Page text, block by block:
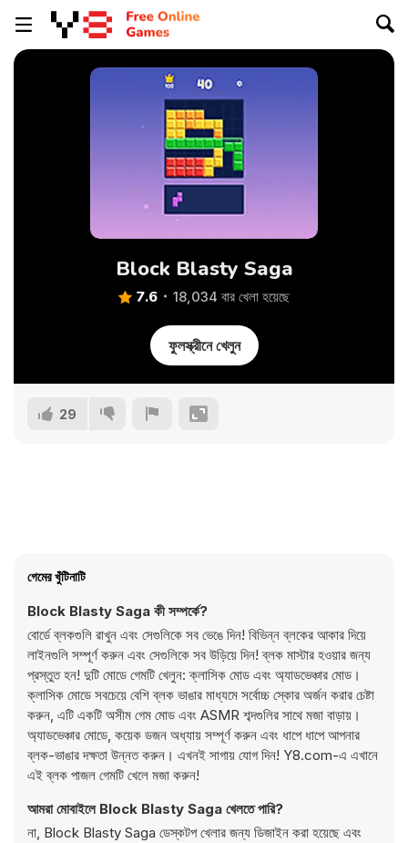
Block Blasty Saga
7.6 18,034 বার খেলা হয়েছে
ফুলস্ক্রীনে খেলুন
29
গেমের খুঁটিনাটি
Block Blasty Saga কী সম্পর্কে?
বোর্ডে ব্লকগুলি রাখুন এবং সেগুলিকে সব ভেঙে দিন! বিভিন্ন ব্লকের আকার দিয়ে
লাইনগুলি সম্পূর্ণ করুন এবং সেগুলিকে সব উড়িয়ে দিন! ব্লক মাস্টার হওয়ার জন্য
প্রস্তুত হন! দুটি মোডে গেমটি খেলুন: ক্লাসিক মোড এবং অ্যাডভেঞ্চার মোড।
ক্লাসিক মোডে সবচেয়ে বেশি ব্লক ভাঙার মাধ্যমে সর্বোচ্চ স্কোর অর্জন করার চেষ্টা
করুন, এটি একটি অসীম গেম মোড এবং ASMR শব্দগুলির সাথে মজা বাড়ায়।
অ্যাডভেঞ্চার মোডে, কয়েক ডজন অধ্যায় সম্পূর্ণ করুন এবং ধাপে ধাপে আপনার
ব্লক-ভাঙার দক্ষতা উন্নত করুন। এখনই সাগায় যোগ দিন! Y8.com-এ এখানে
এই ব্লক পাজল গেমটি খেলে মজা করুন!
আমরা মোবাইলে Block Blasty Saga খেলতে পারি?
না, Block Blasty Saga ডেস্কটপ খেলার জন্য ডিজাইন করা হয়েছে এবং